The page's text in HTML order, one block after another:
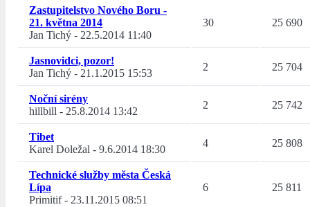
Zastupitelstvo Nového Boru -
21. května 2014
Jan Tichý - 22.5.2014 11:40
30 25 690
Jasnovidci, pozor!
Jan Tichý - 21.1.2015 15:53
2 25 704
Noční sirény
hillbill - 25.8.2014 13:42
2 25 742
Tibet
Karel Doležal - 9.6.2014 18:30
4 25 808
Technické služby města Česká
Lípa
Primitif- 23.11.2015 08:51
6 25 811